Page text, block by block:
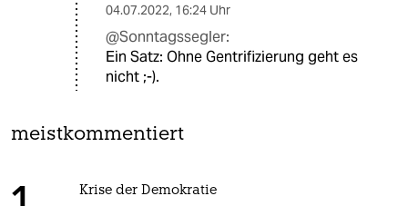
04.07.2022, 16:24 Uhr
@Sonntagssegler:
Ein Satz: Ohne Gentrifizierung geht es
nicht ;-).
meistkommentiert
Krise der Demokratie